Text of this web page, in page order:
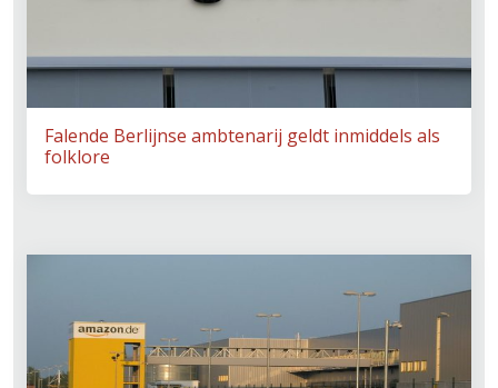
Falende Berlijnse ambtenarij geldt inmiddels als
folklore